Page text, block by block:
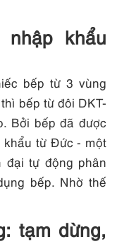
khẩu
bếp từ 3 vùng
bếp từ đôi DKT-
Bởi bếp đã được
khẩu từ Đức - một
đại tự động phân
bếp. Nhờ thế
tạm dừng,